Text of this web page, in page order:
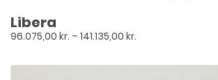
Libera
96.075,00 kr. – 141.135,00 kr.
til
Dette